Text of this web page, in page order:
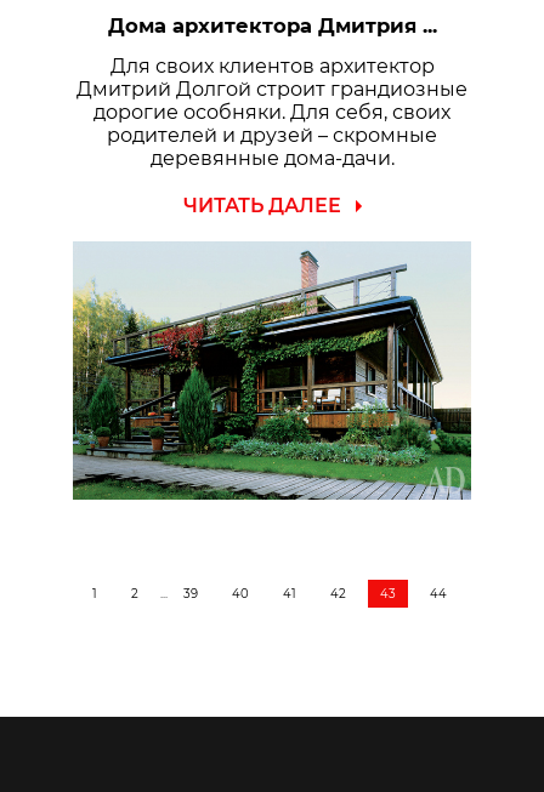
Дома архитектора Дмитрия ...
Для своих клиентов архитектор
Дмитрий Долгой строит грандиозные
дорогие особняки. Для себя, своих
родителей и друзей – скромные
деревянные дома-дачи.
ЧИТАТЬ ДАЛЕЕ
1 2 ... 39 40 41 42 43 44